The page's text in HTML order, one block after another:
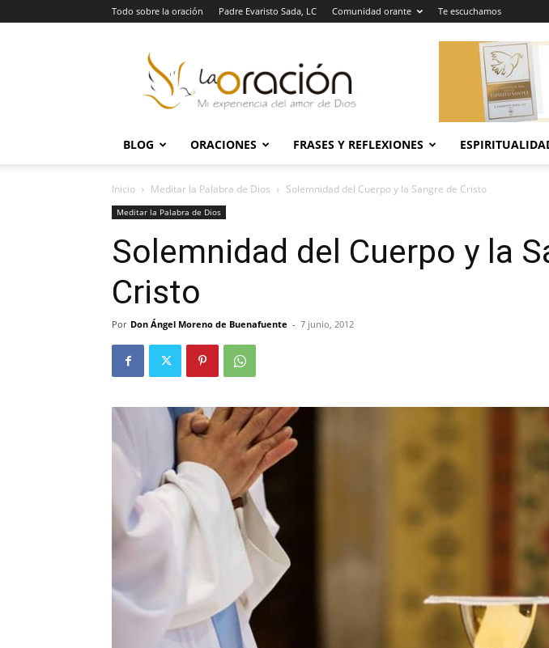
Todo sobre la oración Padre Evaristo Sada, LC Comunidad orante Te escuchamos
Oración
BLOG ORACIONES FRASES Y REFLEXIONES
Inicio Meditar la Palabra de Dios Solemnidad del Cuerpo y la Sangre de Cristo
Meditar la Palabra de Dios
Solemnidad del Cuerpo y la
Cristo
Por Don Ángel Moreno de Buenafuente - 7 junio, 2012